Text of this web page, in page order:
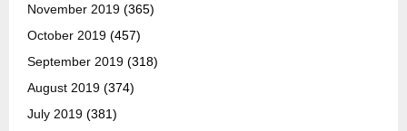
November 2019 (365)
October 2019 (457)
September 2019 (318)
August 2019 (374)
July 2019 (381)